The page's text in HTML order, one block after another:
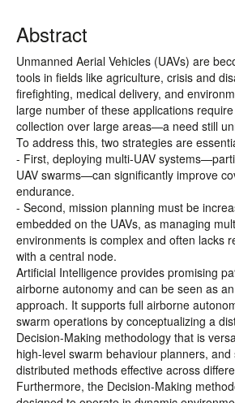
Abstract
Unmanned Aerial Vehicles (UAVs) are
tools in fields like agriculture, crisis and
firefighting, medical delivery, and
large number of these applications
collection over large areas—a need still
To address this, two strategies are
- First, deploying multi-UAV
UAV swarms—can significantly improve
endurance.
- Second, mission planning must be
embedded on the UAVs, as managing
environments is complex and often lacks
with a central node.
Artificial Intelligence provides promising
airborne autonomy and can be seen as
approach. It supports full airborne
swarm operations by conceptualizing a
Decision-Making methodology that is
high-level swarm behaviour planners,
distributed methods effective across
Furthermore, the Decision-Making